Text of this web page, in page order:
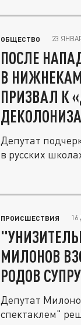
ОБЩЕСТВО 23
ПОСЛЕ
В
ПРИЗВАЛ К
Депутат
в русских
ПРОИСШЕСТВИЯ 16
МИЛОНОВ
РОДОВ
Депутат
спектаклем"